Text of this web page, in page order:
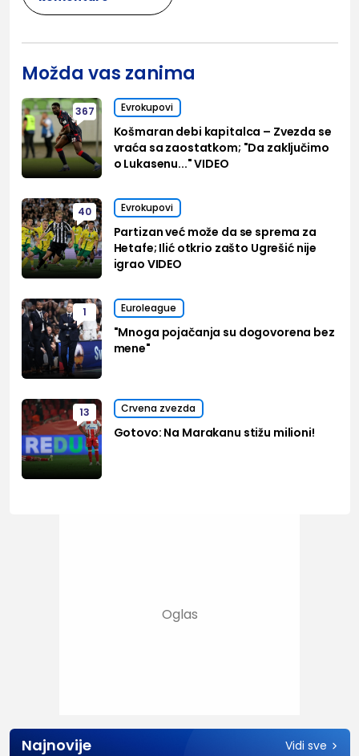
Možda vas zanima
367 Evrokupovi
Košmaran debi kapitalca – Zvezda se
vraća sa zaostatkom; "Da zaključimo
o Lukasenu..." VIDEO
40 Evrokupovi
Partizan već može da se sprema za
Hetafe; Ilić otkrio zašto Ugrešić nije
igrao VIDEO
1 Euroleague
"Mnoga pojačanja su dogovorena bez
mene"
13 Crvena zvezda
Gotovo: Na Marakanu stižu milioni!
Najnovije Vidi sve